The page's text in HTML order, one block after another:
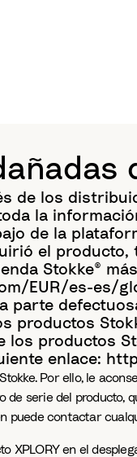
de los
la
de la
el
Stokke®
EUR/es-es/
productos
productos
enlace:
Por ello, le
serie del
contactar
XPLORY en el